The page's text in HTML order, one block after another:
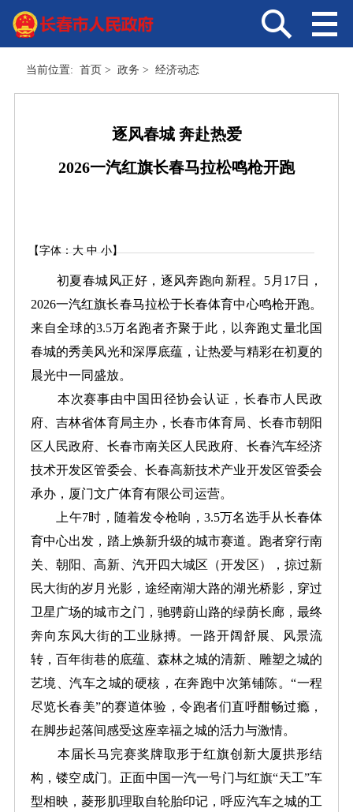
当前位置: 首页 > 政务 > 经济动态
逐风春城 奔赴热爱
2026一汽红旗长春马拉松鸣枪开跑
【字体：大 中 小】
初夏春城风正好，逐风奔跑向新程。5月17日，
2026一汽红旗长春马拉松于长春体育中心鸣枪开跑。
来自全球的3.5万名跑者齐聚于此，以奔跑丈量北国
春城的秀美风光和深厚底蕴，让热爱与精彩在初夏的
晨光中一同盛放。
本次赛事由中国田径协会认证，长春市人民政
府、吉林省体育局主办，长春市体育局、长春市朝阳
区人民政府、长春市南关区人民政府、长春汽车经济
技术开发区管委会、长春高新技术产业开发区管委会
承办，厦门文广体育有限公司运营。
上午7时，随着发令枪响，3.5万名选手从长春体
育中心出发，踏上焕新升级的城市赛道。跑者穿行南
关、朝阳、高新、汽开四大城区（开发区），掠过新
民大街的岁月光影，途经南湖大路的湖光桥影，穿过
卫星广场的城市之门，驰骋蔚山路的绿荫长廊，最终
奔向东风大街的工业脉搏。一路开阔舒展、风景流
转，百年街巷的底蕴、森林之城的清新、雕塑之城的
艺境、汽车之城的硬核，在奔跑中次第铺陈。“一程
尽览长春美”的赛道体验，令跑者们直呼酣畅过瘾，
在脚步起落间感受这座幸福之城的活力与激情。
本届长马完赛奖牌取形于红旗创新大厦拱形结
构，镂空成门。正面中国一汽一号门与红旗“天工”车
型相映，菱形肌理取自轮胎印记，呼应汽车之城的工